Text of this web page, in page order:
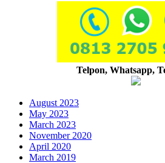
Telpon, Whatsapp,
August 2023
May 2023
March 2023
November 2020
April 2020
March 2019